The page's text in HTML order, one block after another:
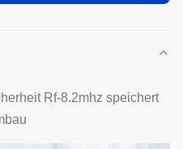
Rf-8.2mhz speichert